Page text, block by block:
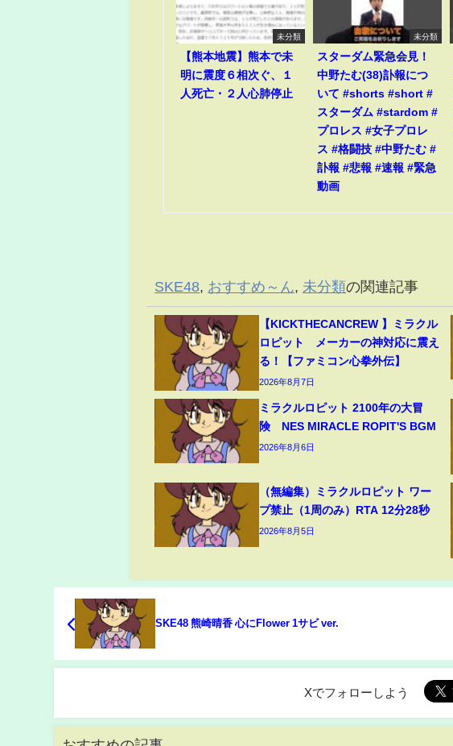
未分類
【熊本地震】熊本で未
明に震度６相次ぐ、１
人死亡・２人心肺停止
未分類
スターダム緊急会見！
中野たむ(38)訃報につ
いて #shorts #short #
スターダム #stardom #
プロレス #女子プロレ
ス #格闘技 #中野たむ #
訃報 #悲報 #速報 #緊急
動画
SKE48, おすすめ～ん, 未分類の関連記事
【KICKTHECANCREW 】ミラクル
ロピット メーカーの神対応に震え
る！【ファミコン心拳外伝】
2026年8月7日
ミラクルロピット 2100年の大冒
険 NES MIRACLE ROPIT'S BGM
2026年8月6日
（無編集）ミラクルロピット ワー
プ禁止（1周のみ）RTA 12分28秒
2026年8月5日
SKE48 熊崎晴香 心にFlower 1サビ ver.
Xでフォローしよう